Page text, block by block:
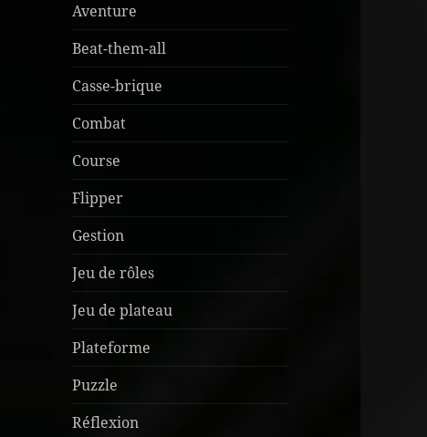
Aventure
Beat-them-all
Casse-brique
Combat
Course
Flipper
Gestion
Jeu de rôles
Jeu de plateau
Plateforme
Puzzle
Réflexion